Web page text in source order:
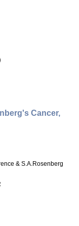
Cancer,
& S.A.Rosenberg